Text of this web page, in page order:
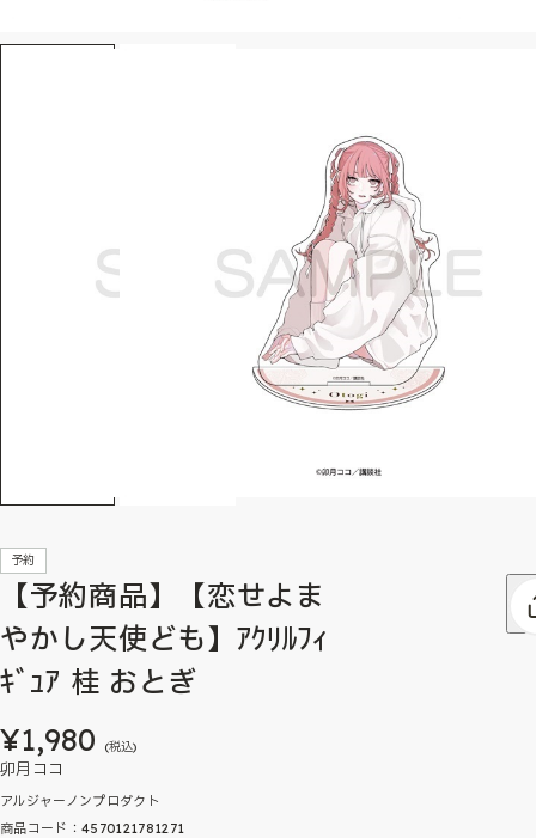
予約
【予約商品】【恋せよま
やかし天使ども】ｱｸﾘﾙﾌｨ
ｷﾞｭｱ 桂 おとぎ
¥1,980 (税込)
卯月ココ
アルジャーノンプロダクト
商品コード：4570121781271